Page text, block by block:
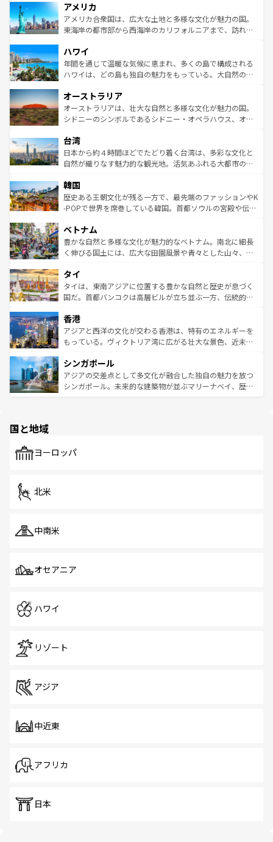
ンツ一覧を参照してほしい。
の建物がそのまま残る町や、スイスならではのユニークな
博物館もあり、アルプス観光だけでなく町歩きも満喫する
ことができる。国民の所得が高いため物価も高いが、旅行
ば市内交通費無料で観光を楽しむこともできる。 なお、新
着のスイス情報はコンテンツ一覧 を参照してほしい。
アメリカ
アメリカ合衆国は、広大な土地と多様な文化が魅力の国。
東海岸の都市部から西海岸のカリフォルニアまで、訪れる
のような巨大都市は、観光、ショッピング、エンターテイ
ンメントが詰まった刺激的なスポットだ。一方、アメリカ
西部には大自然が広がり、グランドキャニオンやイエロー
部のニューオーリンズでは、音楽と美食が融合した独特の
文化が魅力。旅行者はアメリカの各地域で異なる魅力を楽
しみながら、その多様性と豊かな歴史を感じることができ
ならではの贅沢な旅のスタイルだ。 なお、新着のアメリカ
情報はコンテンツ一覧を参照してほしい。
ハワイ
年間を通じて温暖な気候に恵まれ、多くの島で構成される
ハワイは、どの島も独自の魅力をもっている。大自然の神
ワイ島は見逃せない。また、定番の観光地といえばオアフ
島だが、静かな自然を求めるならマウイ島やカウアイ島が
おすすめ。エメラルドグリーンに輝く海をはじめ、豊かな
れるおもてなしの心で訪れる人々を迎えてくれるハワイの
人々、おいしいローカルフードやハワイアンミュージッ
ク、伝統的なフラダンスなど、すべてがハワイの魅力を彩
ワイを、存分に味わってほしい。 なお、新着のハワイ情報
はコンテンツ一覧を参照してほしい。
オーストラリア
オーストラリアは、壮大な自然と多様な文化が魅力の国。
シドニーのシンボルであるシドニー・オペラハウス、オー
リアリーフや大陸中央部にそびえるウルル（エアーズロッ
ク）、タスマニアの美しい原生林やケアンズの熱帯雨林な
ど、見どころがたくさん。また、カフェやワイン、オージ
いる。アクティビティも充実しており、サーフィンやダイ
ビング、ハイキングなど、アウトドア好きにはたまらな
い。オーストラリアの多彩な魅力を存分に味わいつくそ
参照してほしい。
台湾
日本から約４時間ほどでたどり着く台湾は、多彩な文化と
自然が織りなす魅力的な観光地。活気あふれる大都市の台
ン）、静ひつな山岳地帯である台湾東部など、都市の喧騒
と山間の静けさが共存しており、訪れる人に新しい発見と
驚きをもたらしてくれる。また、奥深い台湾の食文化も魅
容にもいいと評判のスイーツなど、バラエティ豊かな料理
が味わえる。 なお、新着の台湾情報は コンテンツ一覧を参
照してほしい。
韓国
歴史ある王朝文化が残る一方で、最先端のファッションやK
-POPで世界を席巻している韓国。首都ソウルの宮殿や伝統
き、地方に足を延ばせば四季折々の自然美を楽しむことが
できる。そして、キムチや焼肉、絶品のストリートフード
まで、さまざまな韓国料理が待っている。夜には、韓国な
リティに包まれながら、韓国の多彩な魅力を心ゆくまで味
わってみてほしい。 なお、新着の韓国情報はコンテンツ一
覧を参照してほしい。
ベトナム
豊かな自然と多様な文化が魅力的なベトナム。南北に細長
く伸びる国土には、広大な田園風景や青々とした山々、世
急速な発展と共に伝統が息づく。ハノイの古い町並みやホ
ーチミン市のフランス統治時代の建物も、独特の雰囲気を
醸し出している。また、バラエティの豊かさとおいしさで
とつ。フォーやバインミー、ベトナムコーヒーなどは、ぜ
ひ現地で味わいたい。どの地域を訪れてもあたたかい人々
が旅行者を迎えてくれるので、きっと忘れられない旅にな
参照してほしい。
タイ
タイは、東南アジアに位置する豊かな自然と歴史が息づく
国だ。首都バンコクは高層ビルが立ち並ぶ一方、伝統的な
の活気が交差している。北部ではチェンマイなどの山岳地
帯で自然と触れ合い、南部ではプーケットやクラビの美し
いビーチでリゾート気分を楽しむことができる。タイ料理
激する。気候は一年中温暖で、どの季節にも異なる楽しみ
が待っている。親しみやすいタイの人々、仏教を中心とし
た文化、そして多様な観光資源が、訪れる旅人を魅了し続
香港
アジアと西洋の文化が交わる香港は、特有のエネルギーを
もっている。ヴィクトリア湾に広がる壮大な景色、近未来
み、どこを訪れても感動するはず。観光スポットが密集し
ており、効率よく見どころを回れるのも魅力。息をのむよ
うな絶景から文化的な体験まで、香港を存分に楽しみ尽く
シンガポール
アジアの交差点として多文化が融合した独自の魅力を放つ
シンガポール。未来的な建築物が並ぶマリーナベイ、歴史
で、ホーカーズは地元の風情を楽しめる外せないスポット
国と地域
ヨーロッパ
北米
中南米
オセアニア
ハワイ
リゾート
アジア
中近東
アフリカ
日本